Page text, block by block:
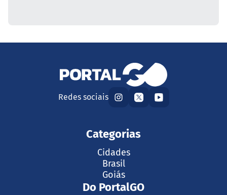
Redes sociais
Categorias
Cidades
Brasil
Goiás
Do PortalGO